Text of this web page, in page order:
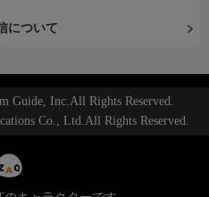
について
Guide, Inc.All Rights Reserved.
Co., Ltd.All Rights Reserved.